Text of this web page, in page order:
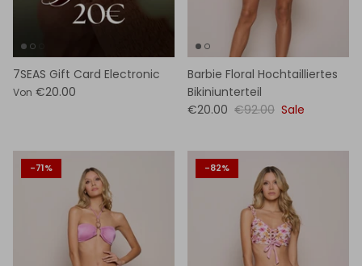
7SEAS Gift Card Electronic
Von €20.00
Barbie Floral Hochtailliertes
Bikiniunterteil
€20.00 €92.00 Sale
-71% -82%